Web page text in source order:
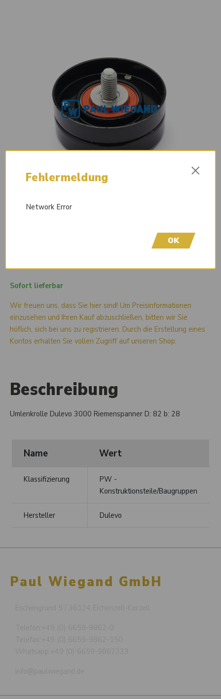
Sofort lieferbar
Wir freuen uns, dass Sie hier sind! Um Preisinformationen
einzusehen und Ihren Kauf abzuschließen, bitten wir Sie
höflich, sich bei uns zu registrieren. Durch die Erstellung eines
Kontos erhalten Sie vollen Zugriff auf unseren Shop.
Beschreibung
Umlenkrolle Dulevo 3000 Riemenspanner D: 82 b: 28
Name Wert
Klassifizierung
PW -
Konstruktionsteile/Baugruppen
Hersteller Dulevo
Paul Wiegand GmbH
Fehlermeldung ×
Network Error
OK